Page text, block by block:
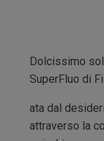
Dolcissimo
SuperFluo di
ata dal
attraverso la